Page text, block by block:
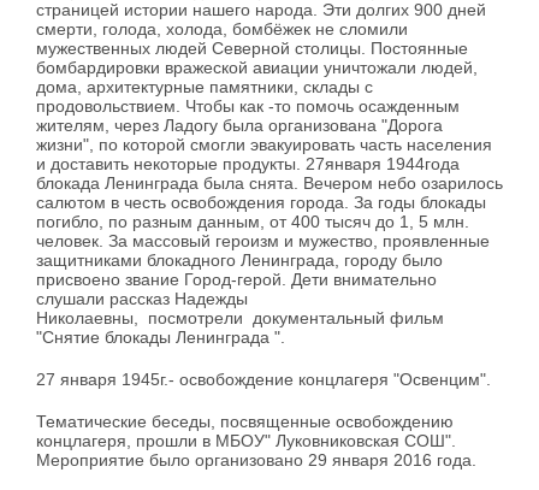
страницей истории нашего народа. Эти долгих 900 дней
смерти, голода, холода, бомбёжек не сломили
мужественных людей Северной столицы. Постоянные
бомбардировки вражеской авиации уничтожали людей,
дома, архитектурные памятники, склады с
продовольствием. Чтобы как -то помочь осажденным
жителям, через Ладогу была организована "Дорога
жизни", по которой смогли эвакуировать часть населения
и доставить некоторые продукты. 27января 1944года
блокада Ленинграда была снята. Вечером небо озарилось
салютом в честь освобождения города. За годы блокады
погибло, по разным данным, от 400 тысяч до 1, 5 млн.
человек. За массовый героизм и мужество, проявленные
защитниками блокадного Ленинграда, городу было
присвоено звание Город-герой. Дети внимательно
слушали рассказ Надежды
Николаевны, посмотрели документальный фильм
"Снятие блокады Ленинграда ".
27 января 1945г.- освобождение концлагеря "Освенцим".
Тематические беседы, посвященные освобождению
концлагеря, прошли в МБОУ" Луковниковская СОШ".
Мероприятие было организовано 29 января 2016 года.